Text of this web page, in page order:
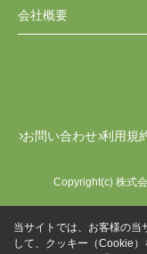
会社概要
お問い合わせ 利用規
Copyright(c) 株式
当サイトでは、お客様の当
して、クッキー（Cookie）